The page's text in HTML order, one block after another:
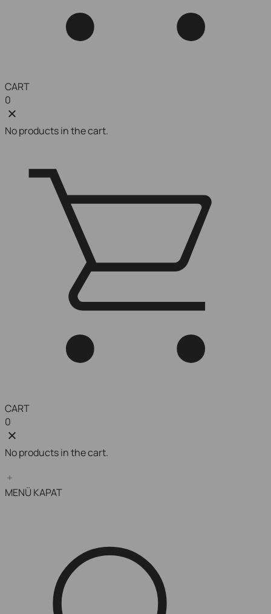
CART
0
No products in the cart.
CART
0
No products in the cart.
MENÜ KAPAT